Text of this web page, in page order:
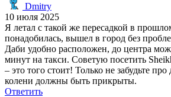
Dmitry
10 июля 2025
Я летал с такой же пересадкой в
понадобилась, вышел в город без
Даби удобно расположен, до центра
минут на такси. Советую посетить
– это того стоит! Только не забудьте
колени должны быть прикрыты.
Ответить